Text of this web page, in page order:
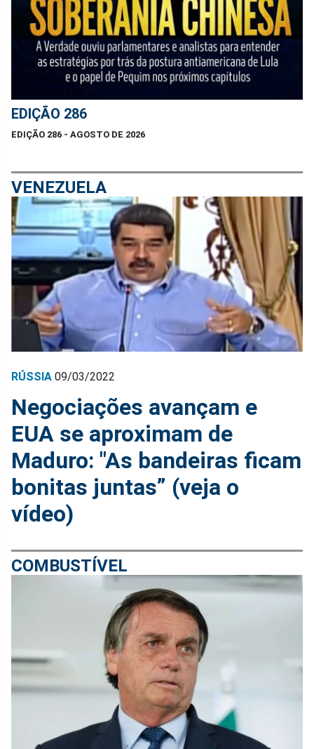
EDIÇÃO 286
EDIÇÃO 286 - AGOSTO DE 2026
VENEZUELA
RÚSSIA 09/03/2022
Negociações avançam e
EUA se aproximam de
Maduro: "As bandeiras ficam
bonitas juntas” (veja o
vídeo)
COMBUSTÍVEL